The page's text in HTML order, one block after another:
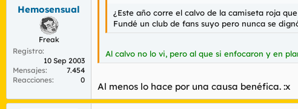
Hemosensual
Freak
Registro
10 Sep 2003
Mensajes
7.454
Reacciones
0
¿Este año corre el calvo de la camiseta roja
Fundé un club de fans suyo pero nunca se
Al calvo no lo vi, pero al que si enfocaron y en
Al menos lo hace por una causa benéfica. :x